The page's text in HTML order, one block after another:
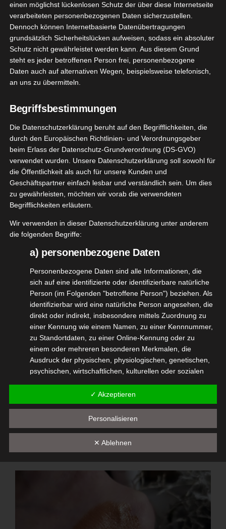
[WERBUNG] Max Factor Miracle Pure Golden
Glow Bronzer
Den Max Factor Miracle Pure Golden Glow Bronzer
durfte ich über Influenster testen. Wie Ihr auf dem
zweiten Bild erkennen könnt, ist die Farbe definitiv
Bronzer nicht so großzügig aufgetragen, eher als
kleine Highlights. Aber auch da passt dieser
Farbton einfach nicht zu mir.
Nichtsdestotrotz möchte ich das getestete Produkt
neutral und einfach nach den verschiedensten
Kriterien bewerten. Der Bronzer soll eine dezente
Tönung erzielen, um eine natürlich wirkende
Gesichtsbräune zu zaubern. Mit diesem Bronzer
können auch Konturen hervorgehoben und die
Gesichtsform modelliert werden.
einen möglichst lückenlosen Schutz der über diese Internetseite
verarbeiteten personenbezogenen Daten sicherzustellen.
Dennoch können Internetbasierte Datenübertragungen
grundsätzlich Sicherheitslücken aufweisen, sodass ein absoluter
Schutz nicht gewährleistet werden kann. Aus diesem Grund
steht es jeder betroffenen Person frei, personenbezogene
Daten auch auf alternativen Wegen, beispielsweise telefonisch,
an uns zu übermitteln.
Begriffsbestimmungen
Die Datenschutzerklärung beruht auf den Begrifflichkeiten, die
durch den Europäischen Richtlinien- und Verordnungsgeber
beim Erlass der Datenschutz-Grundverordnung (DS-GVO)
verwendet wurden. Unsere Datenschutzerklärung soll sowohl für
die Öffentlichkeit als auch für unsere Kunden und
Geschäftspartner einfach lesbar und verständlich sein. Um dies
zu gewährleisten, möchten wir vorab die verwendeten
Begrifflichkeiten erläutern.
Wir verwenden in dieser Datenschutzerklärung unter anderem
die folgenden Begriffe:
a) personenbezogene Daten
Personenbezogene Daten sind alle Informationen, die
sich auf eine identifizierte oder identifizierbare natürliche
Person (im Folgenden "betroffene Person") beziehen. Als
identifizierbar wird eine natürliche Person angesehen, die
direkt oder indirekt, insbesondere mittels Zuordnung zu
einer Kennung wie einem Namen, zu einer Kennnummer,
zu Standortdaten, zu einer Online-Kennung oder zu
einem oder mehreren besonderen Merkmalen, die
Ausdruck der physischen, physiologischen, genetischen,
psychischen, wirtschaftlichen, kulturellen oder sozialen
b) betroffene Person
Betroffene Person ist jede identifizierte oder
identifizierbare natürliche Person, deren
personenbezogene Daten von dem für die Verarbeitung
Verarbeitung ist jeder mit oder ohne Hilfe automatisierter
Vorgangsreihe im Zusammenhang mit
✓ Akzeptieren
Personalisieren
✕ Ablehnen